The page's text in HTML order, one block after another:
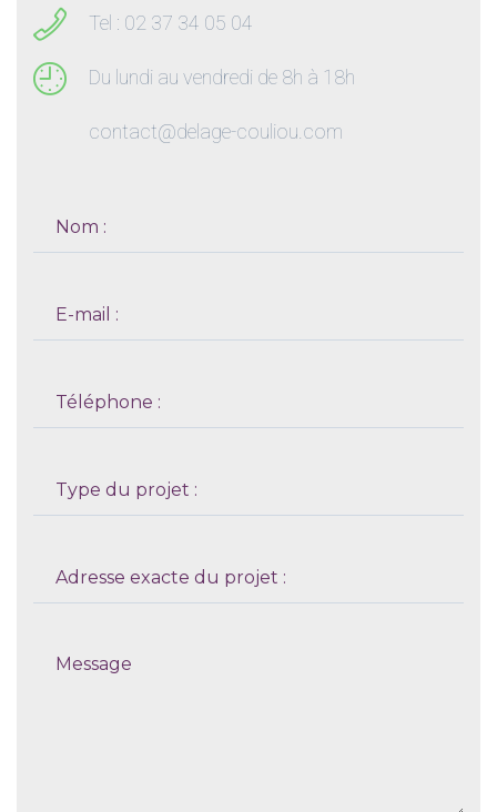
Tel : 02 37 34 05 04
Du lundi au vendredi de 8h à 18h
contact@delage-couliou.com